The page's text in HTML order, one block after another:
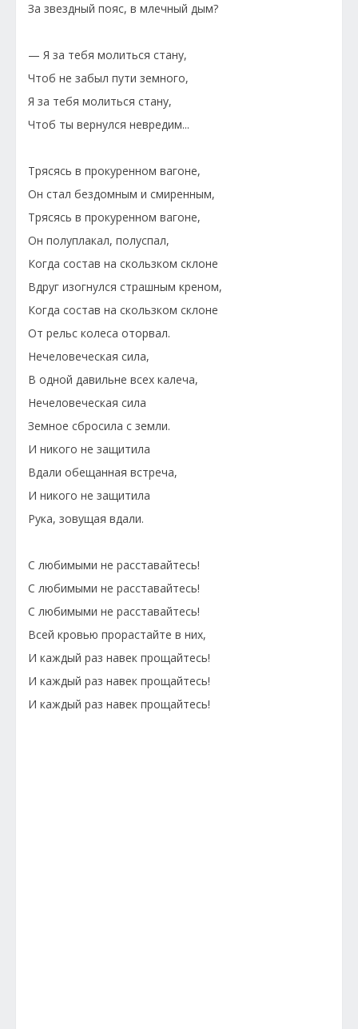
За звездный пояс, в млечный дым?
— Я за тебя молиться стану,
Чтоб не забыл пути земного,
Я за тебя молиться стану,
Чтоб ты вернулся невредим...
Трясясь в прокуренном вагоне,
Он стал бездомным и смиренным,
Трясясь в прокуренном вагоне,
Он полуплакал, полуспал,
Когда состав на скользком склоне
Вдруг изогнулся страшным креном,
Когда состав на скользком склоне
От рельс колеса оторвал.
Нечеловеческая сила,
В одной давильне всех калеча,
Нечеловеческая сила
Земное сбросила с земли.
И никого не защитила
Вдали обещанная встреча,
И никого не защитила
Рука, зовущая вдали.
С любимыми не расставайтесь!
С любимыми не расставайтесь!
С любимыми не расставайтесь!
Всей кровью прорастайте в них,
И каждый раз навек прощайтесь!
И каждый раз навек прощайтесь!
И каждый раз навек прощайтесь!